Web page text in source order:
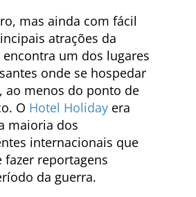
mas ainda com fácil
atrações da
encontra um dos lugares
onde se hospedar
ao menos do ponto de
O Hotel Holiday era
maioria dos
internacionais que
fazer reportagens
da guerra.